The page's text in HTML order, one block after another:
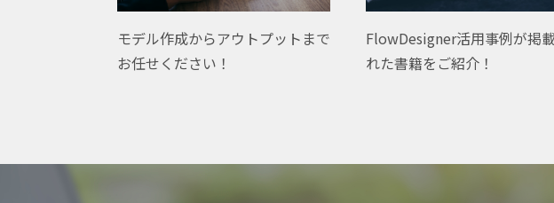
モデル作成からアウトプットまで
お任せください！
FlowDesigner活用事例が掲
れた書籍をご紹介！